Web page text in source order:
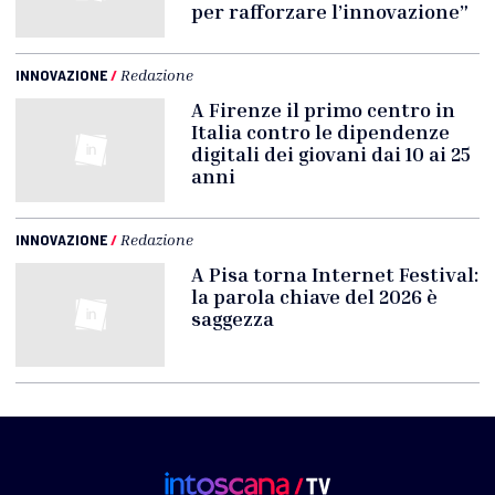
per rafforzare l’innovazione”
INNOVAZIONE/ Redazione
A Firenze il primo centro in
Italia contro le dipendenze
digitali dei giovani dai 10 ai 25
anni
INNOVAZIONE/ Redazione
A Pisa torna Internet Festival:
la parola chiave del 2026 è
saggezza